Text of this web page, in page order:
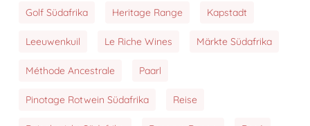
Golf Südafrika Heritage Range Kapstadt
Leeuwenkuil Le Riche Wines Märkte Südafrika
Méthode Ancestrale Paarl
Pinotage Rotwein Südafrika Reise